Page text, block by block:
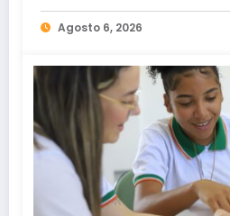
pública no Brasil
Agosto 6, 2026